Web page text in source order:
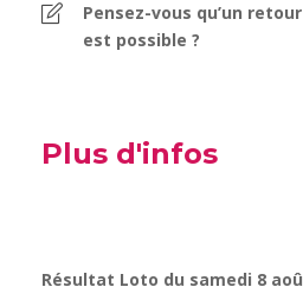
Pensez-vous qu’un
est possible ?
Plus d'infos
Résultat Loto du samedi 8